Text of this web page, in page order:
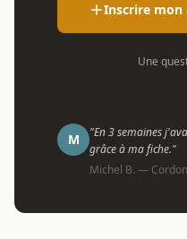
Inscrire
Une
M
"En 3 semaines
grâce à ma fiche."
Michel B. —